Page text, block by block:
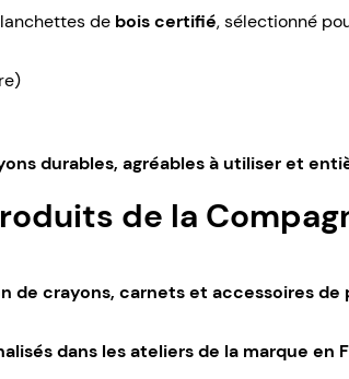
de bois certifié, sélectionné
durables, agréables à utiliser et
de la
de crayons, carnets et accessoires
dans les ateliers de la marque en